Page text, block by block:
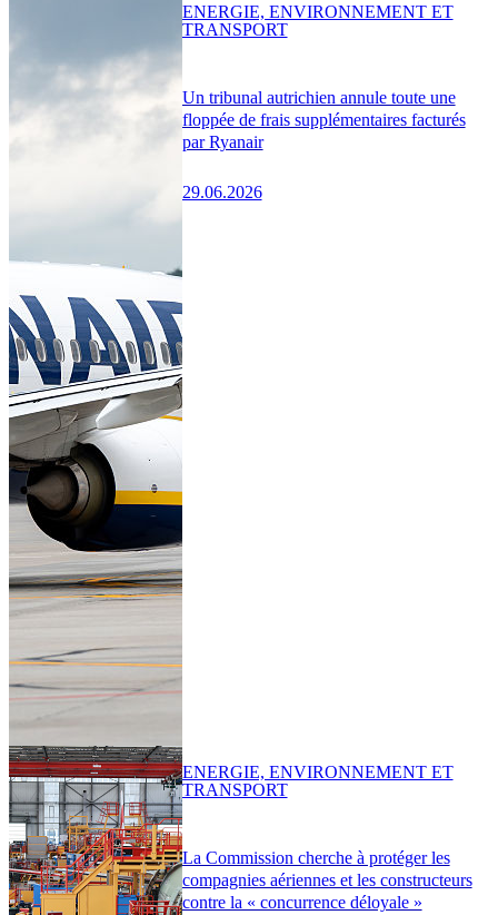
Un tribunal autrichien annule toute une
floppée de frais supplémentaires facturés
par Ryanair
29.06.2026
ENERGIE, ENVIRONNEMENT ET
TRANSPORT
La Commission cherche à protéger les
compagnies aériennes et les constructeurs
contre la « concurrence déloyale »
ENERGIE, ENVIRONNEMENT ET
TRANSPORT